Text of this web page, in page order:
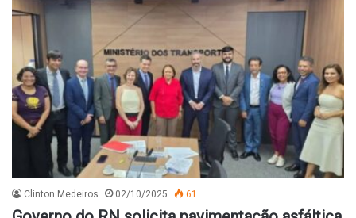
Clinton Medeiros 02/10/2025 61